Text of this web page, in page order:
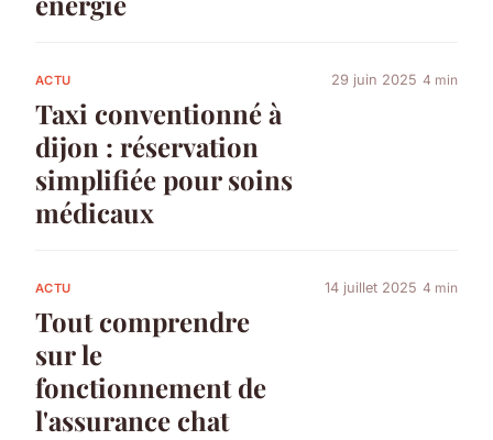
ACTU
Taxi conventionné à
dijon : réservation
simplifiée pour soins
médicaux
29 juin 2025 4 min
ACTU
Tout comprendre
sur le
fonctionnement de
l'assurance chat
14 juillet 2025 4 min